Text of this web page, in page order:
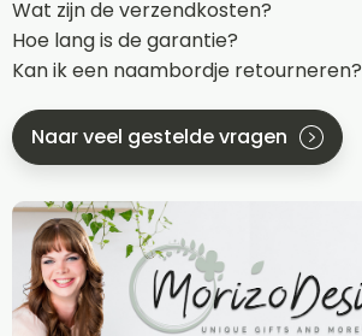
Wat zijn de verzendkosten?
Hoe lang is de garantie?
Kan ik een naambordje retourneren?
Naar veel gestelde vragen